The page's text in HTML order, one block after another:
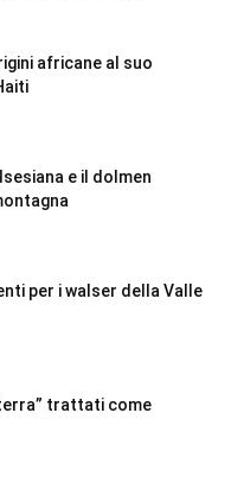
africane al suo
e il dolmen
per i walser della Valle
trattati come